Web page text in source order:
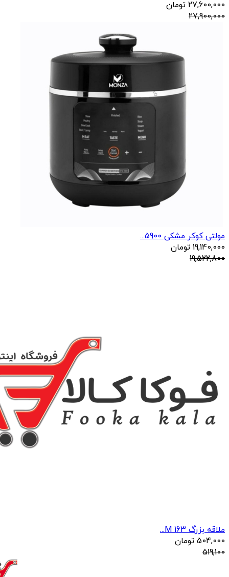
27,600,000 تومان
27,900,000
مولتی کوکر مشکی 5900...
19,140,000 تومان
19,522,800
ملاقه بزرگ 163 M...
504,000 تومان
519,100